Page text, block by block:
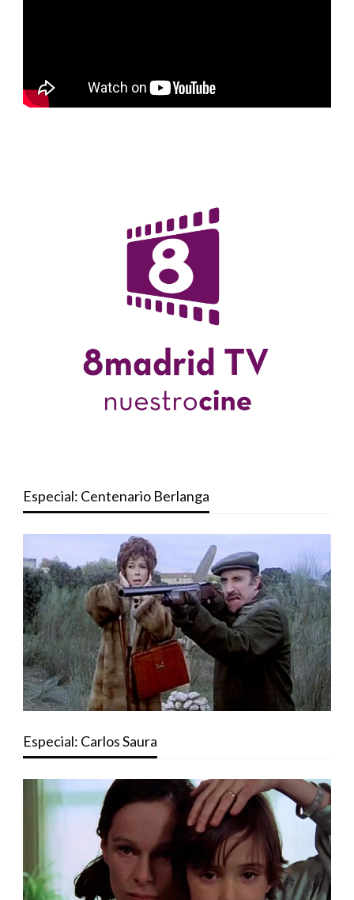
Especial: Centenario Berlanga
Especial: Carlos Saura